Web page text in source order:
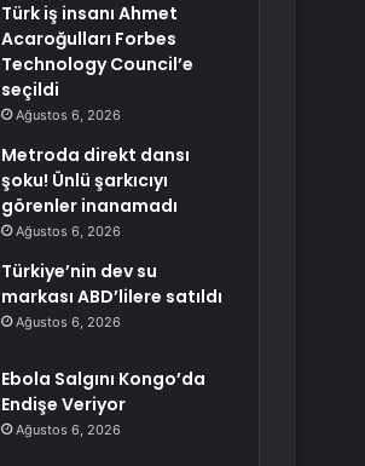
Türk iş insanı Ahmet
Acaroğulları Forbes
Technology Council’e
seçildi
Ağustos 6, 2026
Metroda direkt dansı
şoku! Ünlü şarkıcıyı
görenler inanamadı
Ağustos 6, 2026
Türkiye’nin dev su
markası ABD’lilere satıldı
Ağustos 6, 2026
Ebola Salgını Kongo’da
Endişe Veriyor
Ağustos 6, 2026